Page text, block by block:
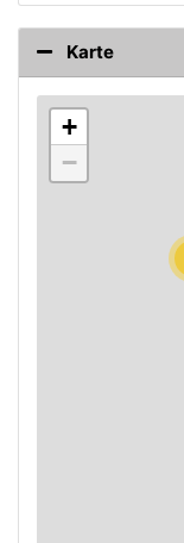
Karte
+
−